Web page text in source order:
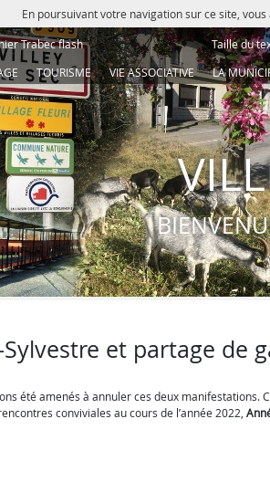
En poursuivant votre navigation sur ce site,
Trabec flash Taille du
TOURISME VIE ASSOCIATIVE LA
et partage de
été amenés à annuler ces deux manifestations.
conviviales au cours de l’année 2022,